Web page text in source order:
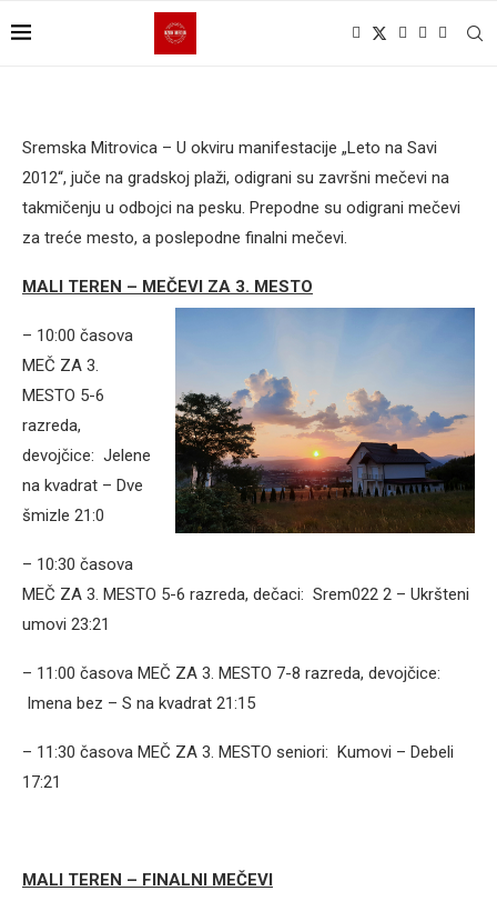
Sremska Mitrovica – U okviru manifestacije „Leto na Savi
2012“, juče na gradskoj plaži, odigrani su završni mečevi na
takmičenju u odbojci na pesku. Prepodne su odigrani mečevi
za treće mesto, a poslepodne finalni mečevi.
MALI TEREN – MEČEVI ZA 3. MESTO
– 10:00 časova
MEČ ZA 3.
MESTO 5-6
razreda,
devojčice: Jelene
na kvadrat – Dve
šmizle 21:0
– 10:30 časova
MEČ ZA 3. MESTO 5-6 razreda, dečaci: Srem022 2 – Ukršteni
umovi 23:21
– 11:00 časova MEČ ZA 3. MESTO 7-8 razreda, devojčice:
Imena bez – S na kvadrat 21:15
– 11:30 časova MEČ ZA 3. MESTO seniori: Kumovi – Debeli
17:21
MALI TEREN – FINALNI MEČEVI